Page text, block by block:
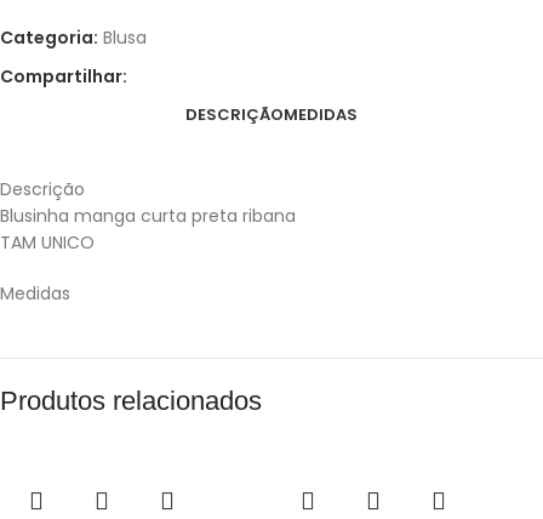
Categoria: Blusa
Compartilhar:
DESCRIÇÃOMEDIDAS
Descrição
Blusinha manga curta preta ribana
TAM UNICO
Medidas
Produtos relacionados